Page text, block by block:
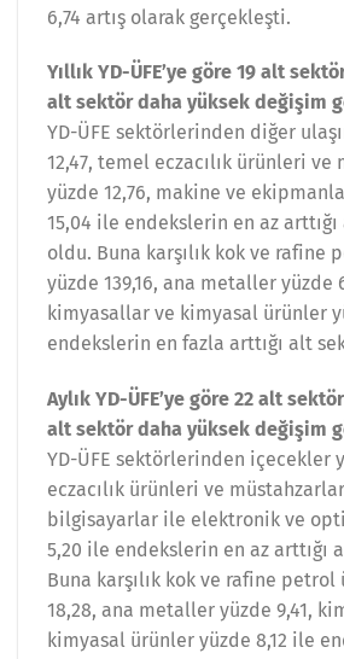
6,74 artış olarak gerçekleşti.
Yıllık YD-ÜFE’ye göre 19 alt
alt sektör daha yüksek değişim
YD-ÜFE sektörlerinden diğer
12,47, temel eczacılık ürünleri ve
yüzde 12,76, makine ve
15,04 ile endekslerin en az
oldu. Buna karşılık kok ve rafine
yüzde 139,16, ana metaller yüzde
kimyasallar ve kimyasal ürünler
endekslerin en fazla arttığı alt
Aylık YD-ÜFE’ye göre 22 alt
alt sektör daha yüksek değişim
YD-ÜFE sektörlerinden içecekler
eczacılık ürünleri ve
bilgisayarlar ile elektronik ve
5,20 ile endekslerin en az arttığı
Buna karşılık kok ve rafine
18,28, ana metaller yüzde 9,41,
kimyasal ürünler yüzde 8,12 ile